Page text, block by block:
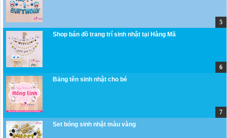
Shop bán đồ trang trí sinh nhật tại Hàng Mã
Bảng tên sinh nhật cho bé
Set bóng sinh nhật màu vàng